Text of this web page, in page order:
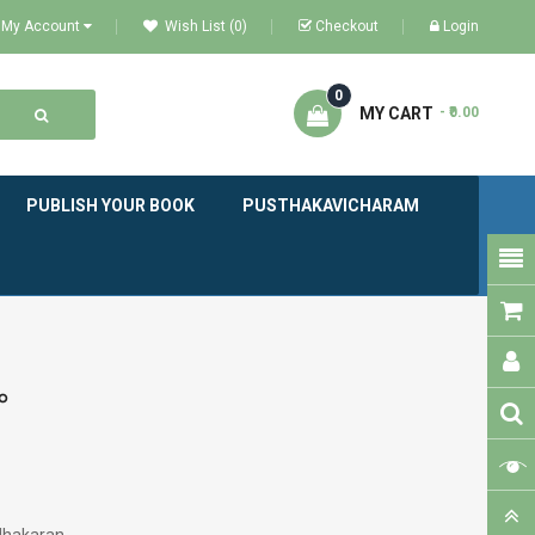
My Account Wish List (0) Checkout Login
MY CART
0
- ₹0.00
PUBLISH YOUR BOOK PUSTHAKAVICHARAM